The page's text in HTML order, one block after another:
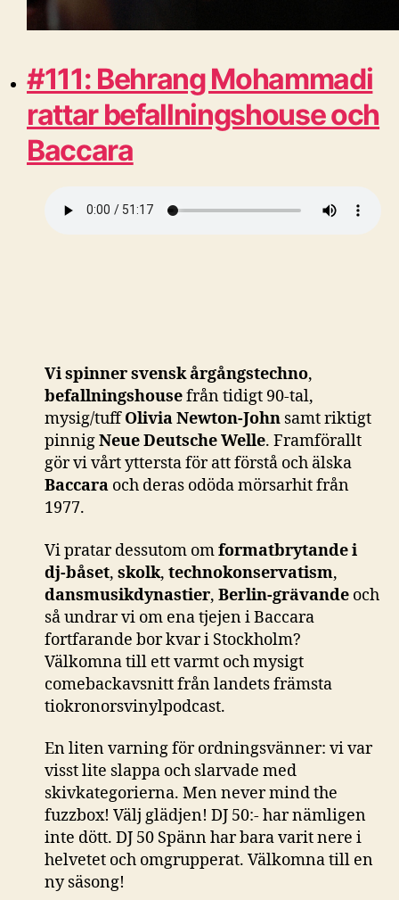
#111: Behrang Mohammadi
rattar befallningshouse och
Baccara
Vi spinner svensk årgångstechno,
befallningshousefrån tidigt 90-tal,
mysig/tuffOlivia Newton-John samt riktigt
pinnigNeue Deutsche Welle. Framförallt
gör vi vårt yttersta för att förstå och älska
Baccara och deras odöda mörsarhit från
1977.
Vi pratar dessutom omformatbrytande i
dj-båset, skolk, technokonservatism,
dansmusikdynastier, Berlin-grävande och
så undrar vi om ena tjejen i Baccara
fortfarande bor kvar i Stockholm?
Välkomna till ett varmt och mysigt
comebackavsnitt från landets främsta
tiokronorsvinylpodcast.
En liten varning för ordningsvänner: vi var
visst lite slappa och slarvade med
skivkategorierna. Men never mind the
fuzzbox! Välj glädjen! DJ 50:- har nämligen
inte dött. DJ 50 Spänn har bara varit nere i
helvetet och omgrupperat. Välkomna till en
ny säsong!